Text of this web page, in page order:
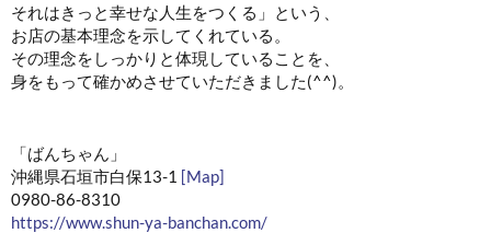
それはきっと幸せな人生をつくる」という、
お店の基本理念を示してくれている。
その理念をしっかりと体現していることを、
身をもって確かめさせていただきました(^^)。
「ばんちゃん」
沖縄県石垣市白保13-1 [Map]
0980-86-8310
https://www.shun-ya-banchan.com/